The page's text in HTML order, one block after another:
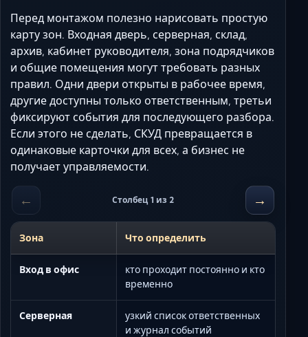
Перед монтажом полезно нарисовать простую
карту зон. Входная дверь, серверная, склад,
архив, кабинет руководителя, зона подрядчиков
и общие помещения могут требовать разных
правил. Одни двери открыты в рабочее время,
другие доступны только ответственным, третьи
фиксируют события для последующего разбора.
Если этого не сделать, СКУД превращается в
одинаковые карточки для всех, а бизнес не
получает управляемости.
← Столбец 1 из 2 →
Зона Что определить
Вход в офис
кто проходит постоянно и кто
временно
Серверная
узкий список ответственных
и журнал событий